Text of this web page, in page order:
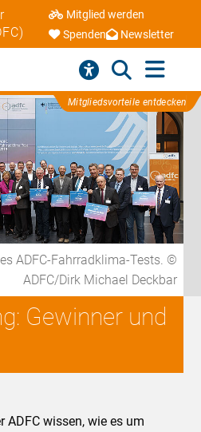
Mitglied werden
Spenden
Newsletter
Mitgliedsvorteile entdecken
ADFC-Fahrradklima-Tests. ©
ADFC/Dirk Michael Deckbar
Gewinner und
ADFC wissen, wie es um